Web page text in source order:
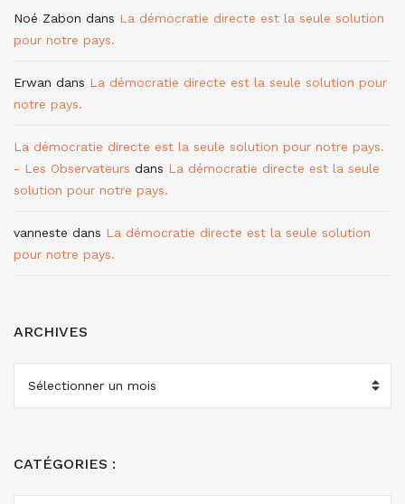
Noé Zabon dans La démocratie directe est la seule solution
pour notre pays.
Erwan dans La démocratie directe est la seule solution pour
notre pays.
La démocratie directe est la seule solution pour notre pays.
- Les Observateurs dans La démocratie directe est la seule
solution pour notre pays.
vanneste dans La démocratie directe est la seule solution
pour notre pays.
ARCHIVES
ARCHIVES
CATÉGORIES :
CATÉGORIES